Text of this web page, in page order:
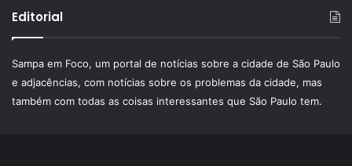
Editorial
Sampa em Foco, um portal de notícias sobre a cidade de São Paulo
e adjacências, com notícias sobre os problemas da cidade, mas
também com todas as coisas interessantes que São Paulo tem.